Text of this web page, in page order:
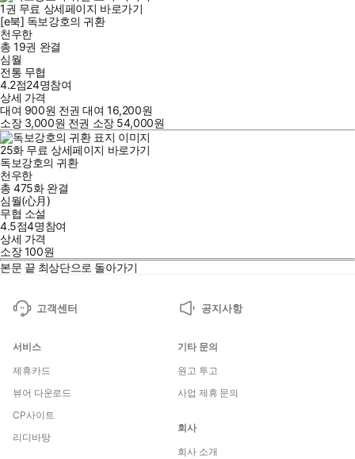
1권 무료 상세페이지 바로가기
[e북] 독보강호의 귀환
천우한
총 19권 완결
심월
전통 무협
4.2점24명참여
상세 가격
대여 900원 전권 대여16,200원
소장 3,000원 전권 소장 54,000원
25화 무료 상세페이지 바로가기
독보강호의 귀환
천우한
총 475화 완결
심월(心月)
무협 소설
4.5점4명참여
상세 가격
소장100원
본문 끝 최상단으로 돌아가기
고객센터 공지사항
서비스
제휴카드
뷰어 다운로드
CP사이트
리디바탕
기타 문의
원고 투고
사업 제휴 문의
회사
회사 소개